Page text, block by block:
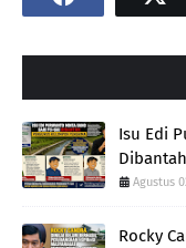
Isu Edi
Agustus
Rocky